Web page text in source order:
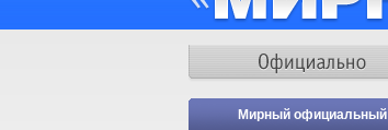
Мирный официальный